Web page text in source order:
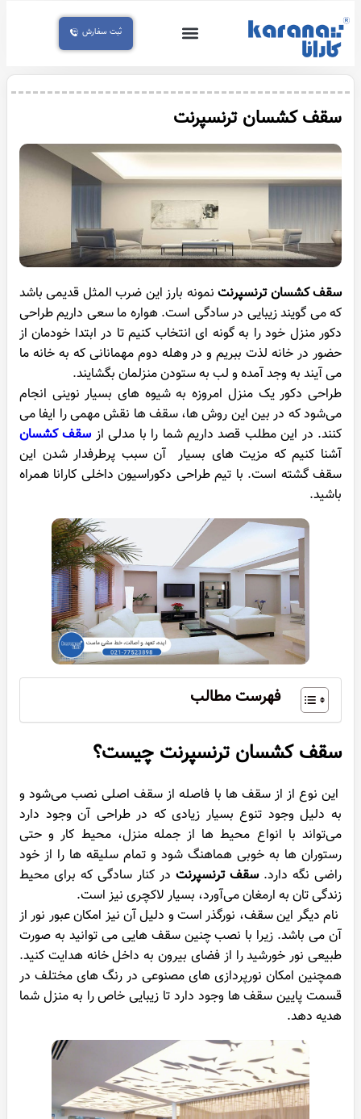
ثبت سفارش
سقف کشسان ترنسپرنت
سقف کشسان ترنسپرنتنمونه بارز این ضرب المثل قدیمی باشد
که می گویند زیبایی در سادگی است. هواره ما سعی داریم طراحی
دکور منزل خود را به گونه ‌ای انتخاب کنیم تا در ابتدا خودمان از
حضور در خانه لذت ببریم و در وهله دوم مهمانانی که به خانه ما
می آیند به وجد آمده و لب به ستودن منزلمان بگشایند.
طراحی دکور یک منزل امروزه به شیوه های بسیار نوینی انجام
می‌شود که در بین این روش ها، سقف ها نقش مهمی را ایفا می
کنند. در این مطلب قصد داریم شما را با مدلی ازسقف ‌کشسان
آشنا کنیم که مزیت های بسیار آن سبب پرطرفدار شدن این
سقف گشته است. با تیم طراحی دکوراسیون داخلی کارانا همراه
باشید.
فهرست مطالب
سقف کشسان ترنسپرنت چیست؟
این نوع از از سقف ها با فاصله از سقف اصلی نصب می‌شود و
به دلیل وجود تنوع بسیار زیادی که در طراحی آن وجود دارد
می‌تواند با انواع محیط ها از جمله منزل، محیط کار و حتی
رستوران ها به خوبی هماهنگ شود و تمام سلیقه ها را از خود
راضی نگه دارد.سقف ترنسپرنت در کنار سادگی که برای محیط
زندگی تان به ارمغان می‌آورد، بسیار لاکچری نیز است.
نام دیگر این سقف، نورگذر است و دلیل آن نیز امکان عبور نور از
آن می باشد. زیرا با نصب چنین سقف هایی می توانید به صورت
طبیعی نور خورشید را از فضای بیرون به داخل خانه هدایت کنید.
همچنین امکان نورپردازی های مصنوعی در رنگ های مختلف در
قسمت پایین سقف ها وجود دارد تا زیبایی خاص را به منزل شما
هدیه دهد.